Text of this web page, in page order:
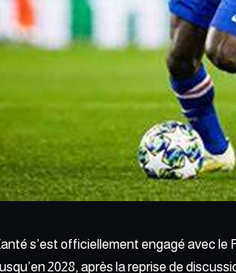
s’est officiellement engagé avec
2028, après la reprise de